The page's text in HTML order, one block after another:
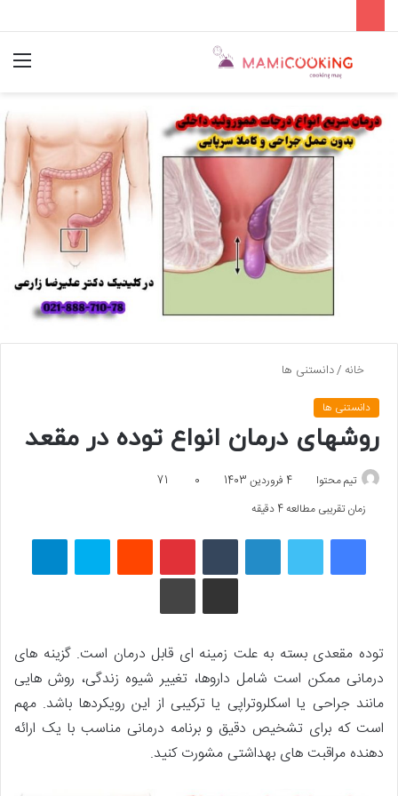
جستجو
خانه /دانستنی ها
دانستنی ها
روشهای درمان انواع توده در مقعد
تیم محتوا 4 فروردین 1403 0
71
زمان تقریبی مطالعه 4 دقیقه
فیسبوک لینکداین پینتریست اسکایپ
چاپ
توده مقعدی بسته به علت زمینه ای قابل درمان است. گزینه های
درمانی ممکن است شامل داروها، تغییر شیوه زندگی، روش هایی
مانند جراحی یا اسکلروتراپی یا ترکیبی از این رویکردها باشد. مهم
است که برای تشخیص دقیق و برنامه درمانی مناسب با یک ارائه
دهنده مراقبت های بهداشتی مشورت کنید.